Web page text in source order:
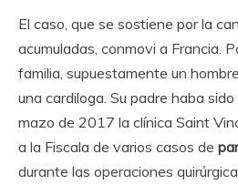
El caso, que se sostiene por la
acumuladas, conmovi a Francia.
familia, supuestamente un
una cardiloga. Su padre haba
mazo de 2017 la clínica Saint
a la Fiscala de varios casos de
durante las operaciones